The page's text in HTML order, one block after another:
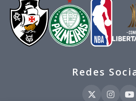
Redes